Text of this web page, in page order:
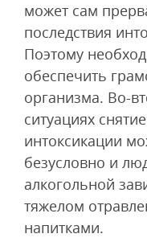
может сам
последствия
Поэтому
обеспечить
организма. Во-
ситуациях
интоксикации
безусловно и
алкогольной
тяжелом
напитками.